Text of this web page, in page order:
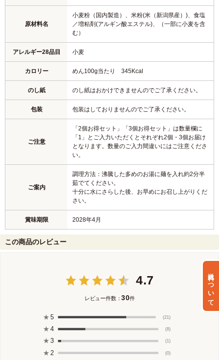
送料について
原材料名
小麦粉（国内製造）、米粉(米（新潟県産）)、食塩
／増粘剤(アルギン酸エステル)、（一部に小麦を含
む）
アレルギー28品目 小麦
カロリー めん100g当たり 345Kcal
のし紙 のし紙はおかけできませんのでご了承ください。
包装 包装はしておりませんのでご了承ください。
ご注意
「2個お得セット」「3個お得セット」は数量欄に
「1」とご入力いただくとそれぞれ2個・3個お届け
となります。数量のご入力間違いにはご注意くださ
い。
ご案内
調理方法：沸騰した多めのお湯に麺を入れ約2分半
茹でてください。
十分に水にさらした後、お早めにお召し上がりくだ
さい。
賞味期限 2028年4月
この商品のレビュー
4.7
レビュー件数：30件
★ 5 (21)
★ 4 (8)
★ 3 (1)
★ 2 (0)